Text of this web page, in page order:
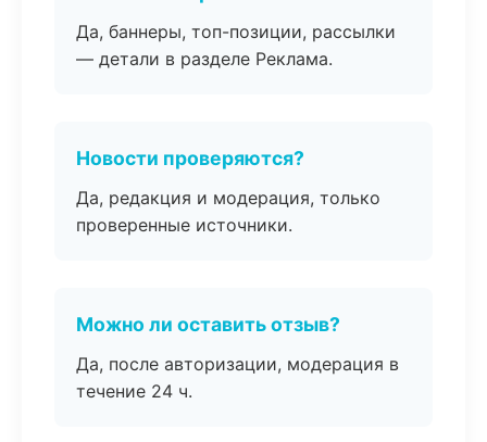
Да, баннеры, топ-позиции, рассылки
— детали в разделе Реклама.
Новости проверяются?
Да, редакция и модерация, только
проверенные источники.
Можно ли оставить отзыв?
Да, после авторизации, модерация в
течение 24 ч.